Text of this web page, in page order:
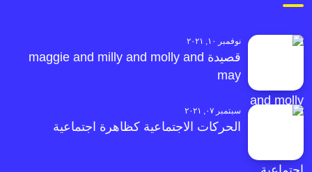
نوفمبر ١٠, ٢٠٢١
قصيدة maggie and milly and molly and
may
سبتمبر ٠٧, ٢٠٢١
الحركات الاجتماعية كظاهرة اجتماعية